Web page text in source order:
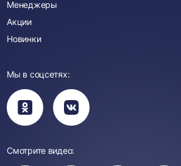
Менеджеры
Акции
Новинки
Мы в соцсетях:
Вы
перейдете
в
группу
Вы
перейдете
в
группу
Смотрите видео: